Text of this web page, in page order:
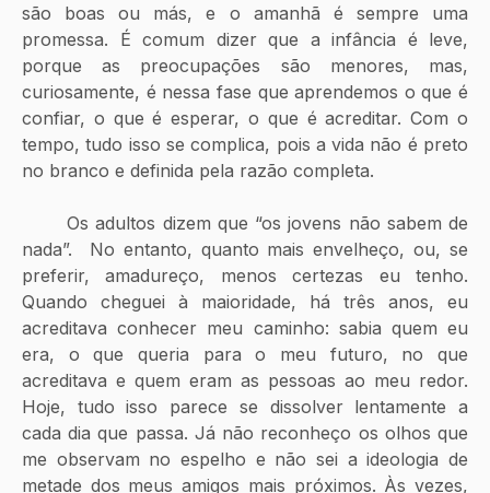
são boas ou más, e o amanhã é sempre uma
promessa. É comum dizer que a infância é leve,
porque as preocupações são menores, mas,
curiosamente, é nessa fase que aprendemos o que é
confiar, o que é esperar, o que é acreditar. Com o
tempo, tudo isso se complica, pois a vida não é preto
no branco e definida pela razão completa.
	Os adultos dizem que “os jovens não sabem de
nada”.  No entanto, quanto mais envelheço, ou, se
preferir, amadureço, menos certezas eu tenho.
Quando cheguei à maioridade, há três anos, eu
acreditava conhecer meu caminho: sabia quem eu
era, o que queria para o meu futuro, no que
acreditava e quem eram as pessoas ao meu redor.
Hoje, tudo isso parece se dissolver lentamente a
cada dia que passa. Já não reconheço os olhos que
me observam no espelho e não sei a ideologia de
metade dos meus amigos mais próximos. Às vezes,